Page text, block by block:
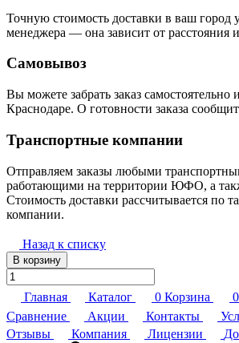
Точную стоимость доставки в ваш город
менеджера — она зависит от расстояния и
Самовывоз
Вы можете забрать заказ самостоятельно
Краснодаре. О готовности заказа
Транспортные компании
Отправляем заказы любыми
работающими на территории ЮФО, а
Стоимость доставки рассчитывается по
компании.
Назад к списку
В корзину
Главная Каталог 0 Корзина 0
Сравнение
Акции Контакты
Отзывы
Компания Лицензии